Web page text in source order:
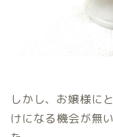
しかし、お嬢様に
けになる機会が無